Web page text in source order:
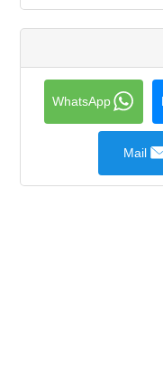
contents
WhatsApp
Mail